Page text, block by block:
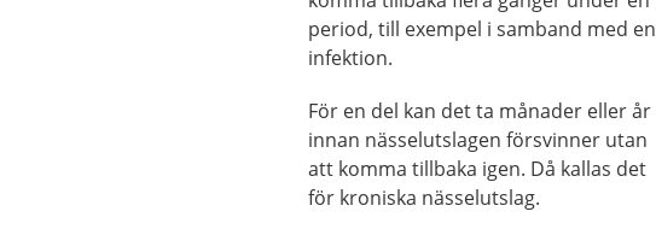
period, till exempel i samband med en
infektion.
För en del kan det ta månader eller år
innan nässelutslagen försvinner utan
att komma tillbaka igen. Då kallas det
för kroniska nässelutslag.